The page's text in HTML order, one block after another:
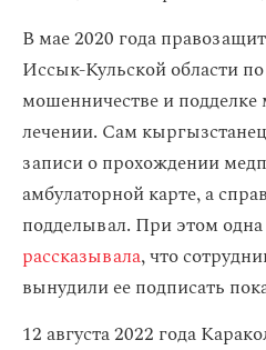
В мае 2020 года
Иссык-Кульской области
мошенничестве и
лечении. Сам
записи о прохождении
амбулаторной карте, а
подделывал. При этом одна
рассказывала, что
вынудили ее подписать
12 августа 2022 года